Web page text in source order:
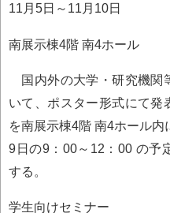
11月5日～11月10日
南展示棟4階 南4ホール
国内外の大学・研究機関
いて、ポスター形式にて発
を南展示棟4階 南4ホール内
9日の9：00～12：00 の予
する。
学生向けセミナー